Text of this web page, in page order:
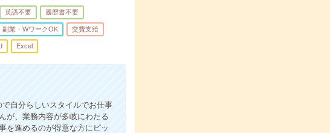
英語不要 履歴書不要
副業・WワークOK 交費支給
Excel
自分らしいスタイルでお仕事
が、業務内容が多岐にわたる
を進めるのが得意な方にピッ